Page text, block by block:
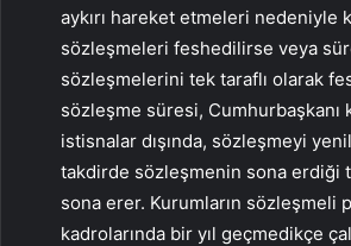
aykırı hareket etmeleri nedeniyle
sözleşmeleri feshedilirse veya
sözleşmelerini tek taraflı olarak
sözleşme süresi, Cumhurbaşkanı
istisnalar dışında, sözleşmeyi
takdirde sözleşmenin sona erdiği
sona erer. Kurumların sözleşmeli
kadrolarında bir yıl geçmedikçe